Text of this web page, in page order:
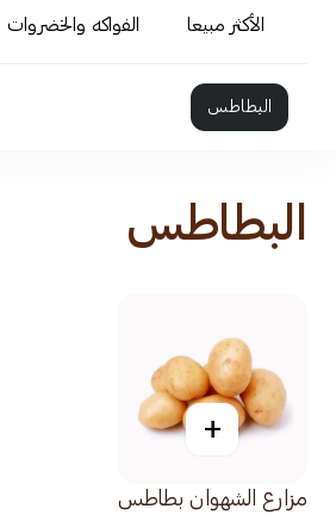
الأكثر مبيعا الفواكه والخضروات
البطاطس
البطاطس
+
مزارع الشهوان بطاطس